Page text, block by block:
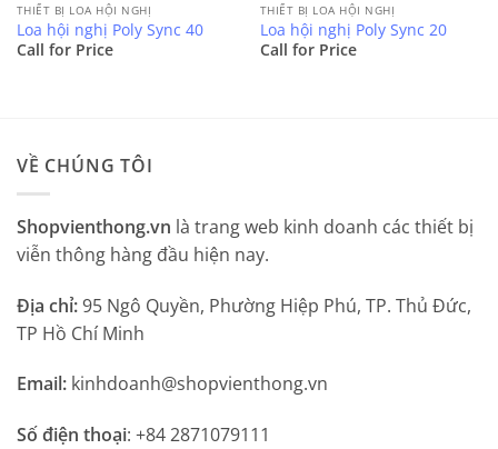
THIẾT BỊ LOA HỘI NGHỊ
Loa hội nghị Poly Sync 40
Call for Price
THIẾT BỊ LOA HỘI NGHỊ
Loa hội nghị Poly Sync 20
Call for Price
VỀ CHÚNG TÔI
Shopvienthong.vn là trang web kinh doanh các thiết bị
viễn thông hàng đầu hiện nay.
Địa chỉ:95 Ngô Quyền, Phường Hiệp Phú, TP. Thủ Đức,
TP Hồ Chí Minh
Email: kinhdoanh@shopvienthong.vn
Số điện thoại: +84 2871079111